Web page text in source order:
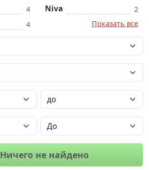
4
4
Niva
2
Показать все
Ничего не найдено